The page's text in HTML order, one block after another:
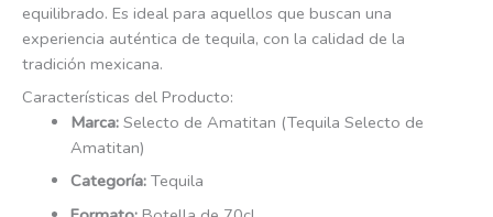
equilibrado. Es ideal para aquellos que buscan una
experiencia auténtica de tequila, con la calidad de la
tradición mexicana.
Características del Producto:
Marca:Selecto de Amatitan (Tequila Selecto de
Amatitan)
Categoría:Tequila